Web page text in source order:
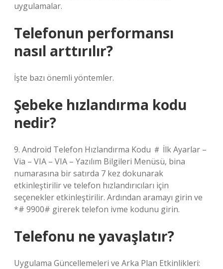
uygulamalar.
Telefonun performansı
nasıl arttırılır?
İşte bazı önemli yöntemler.
Şebeke hızlandırma kodu
nedir?
9. Android Telefon Hızlandırma Kodu ＃ İlk Ayarlar –
Via – VIA – VIA – Yazılım Bilgileri Menüsü, bina
numarasına bir satırda 7 kez dokunarak
etkinleştirilir ve telefon hızlandırıcıları için
seçenekler etkinleştirilir. Ardından aramayı girin ve
*# 9900# girerek telefon ivme kodunu girin.
Telefonu ne yavaşlatır?
Uygulama Güncellemeleri ve Arka Plan Etkinlikleri: